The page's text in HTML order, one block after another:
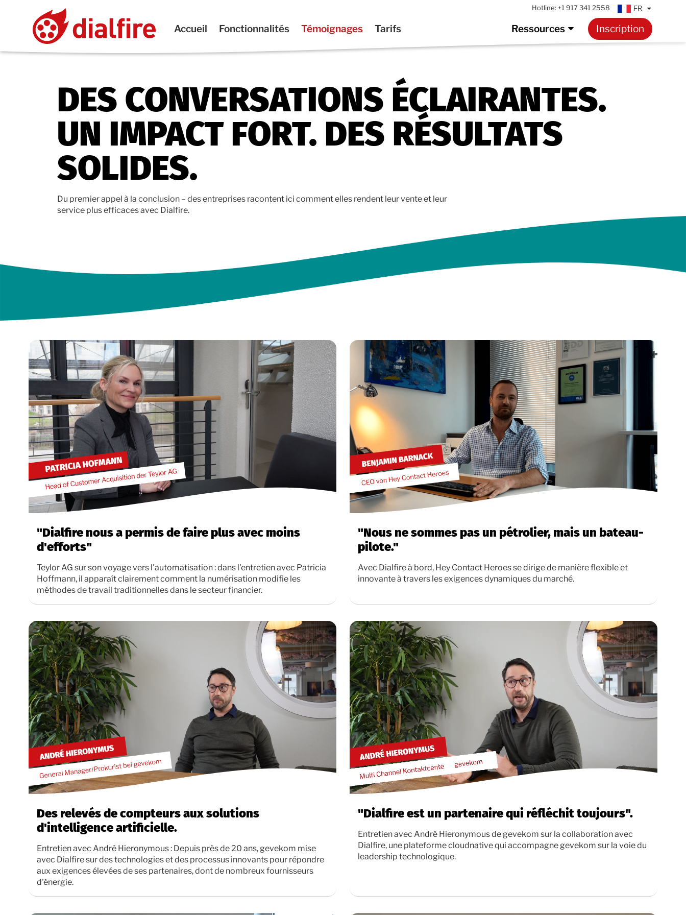
Hotline: +1 917 341 2558 FR
Accueil Fonctionnalités Témoignages Tarifs Ressources Inscription
DES CONVERSATIONS ÉCLAIRANTES.
UN IMPACT FORT. DES RÉSULTATS
SOLIDES.
Du premier appel à la conclusion – des entreprises racontent ici comment elles rendent leur vente et leur
service plus efficaces avec Dialfire.
"Dialfire nous a permis de faire plus avec moins
d'efforts"
Teylor AG sur son voyage vers l'automatisation : dans l'entretien avec Patricia
Hoffmann, il apparaît clairement comment la numérisation modifie les
méthodes de travail traditionnelles dans le secteur financier.
"Nous ne sommes pas un pétrolier, mais un bateau-
pilote."
Avec Dialfire à bord, Hey Contact Heroes se dirige de manière flexible et
innovante à travers les exigences dynamiques du marché.
Des relevés de compteurs aux solutions
d'intelligence artificielle.
Entretien avec André Hieronymous : Depuis près de 20 ans, gevekom mise
avec Dialfire sur des technologies et des processus innovants pour répondre
aux exigences élevées de ses partenaires, dont de nombreux fournisseurs
d'énergie.
"Dialfire est un partenaire qui réfléchit toujours".
Entretien avec André Hieronymous de gevekom sur la collaboration avec
Dialfire, une plateforme cloudnative qui accompagne gevekom sur la voie du
leadership technologique.